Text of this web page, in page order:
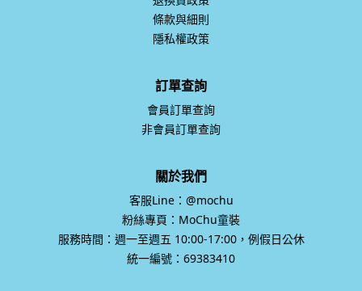
條款與細則
隱私權政策
訂單查詢
會員訂單查詢
非會員訂單查詢
關於我們
客服Line：@mochu
粉絲專頁：MoChu童裝
服務時間：週一至週五 10:00-17:00，例假日公休
統一編號：69383410